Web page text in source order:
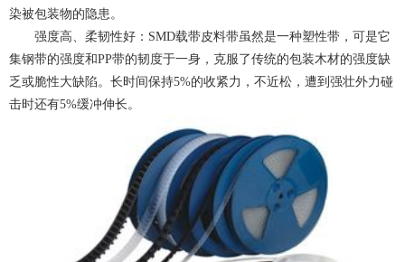
染被包装物的隐患。
强度高、柔韧性好：SMD载带皮料带虽然是一种塑性带，可是它
集钢带的强度和PP带的韧度于一身，克服了传统的包装木材的强度缺
乏或脆性大缺陷。长时间保持5%的收紧力，不近松，遭到强壮外力碰
击时还有5%缓冲伸长。